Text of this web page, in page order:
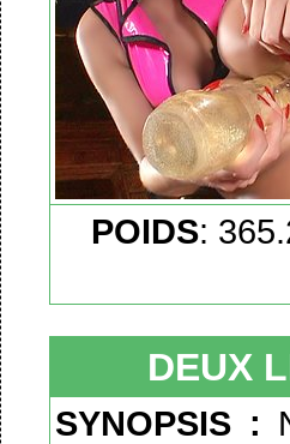
POIDS:
DEUX
SYNOPSIS :